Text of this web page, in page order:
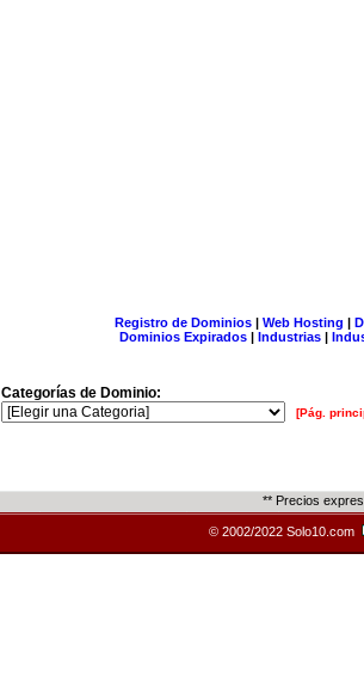
Registro de Dominios| Web Hosting |
Dominios Expirados | Industrias |
Categorías de Dominio:
[Pág.
** Precios
© 2002/2022 Solo10.com